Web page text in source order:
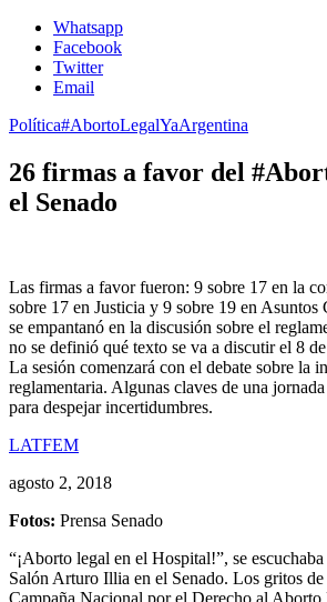
Whatsapp
Facebook
Twitter
Email
Política#AbortoLegalYaArgentina
26 firmas a favor del
el Senado
Las firmas a favor fueron: 9 sobre 17 en la
sobre 17 en Justicia y 9 sobre 19 en Asuntos
se empantanó en la discusión sobre el
no se definió qué texto se va a discutir el 8
La sesión comenzará con el debate sobre la
reglamentaria. Algunas claves de una
para despejar incertidumbres.
LATFEM
agosto 2, 2018
Fotos: Prensa Senado
“¡Aborto legal en el Hospital!”, se
Salón Arturo Illia en el Senado. Los gritos
Campaña Nacional por el Derecho al